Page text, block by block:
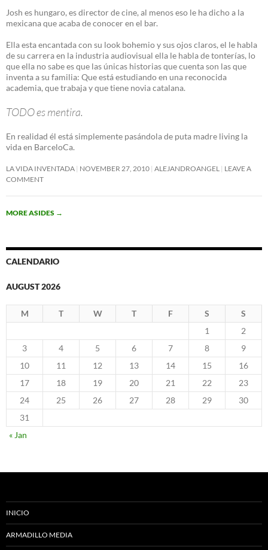
Josh es hungaro, es director de cine, al menos eso le ha dicho a la
mexicana que acaba de conocer en el bar.
Ella esta encantada con su look bohemio y sus ojos claros, el le habla
de su carrera en la industria audiovisual ella le habla de tonterías, lo
que ella no sabe es que las únicas historias que cuenta son las que
inventa a su familia: Que está estudiando en una reconocida
academia, que trabaja y que tiene novia catalana.
TODO es mentira.
En realidad él está simplemente pasándola de puta madre living la
vida en BarceloCa.
LA VIDA INVENTADA NOVEMBER 27, 2010 ALEJANDROANGEL
LEAVE A
COMMENT
MORE ASIDES →
CALENDARIO
AUGUST 2026
M T W T F S
S
1
2
3
4 5 6 7 8
9
10
11 12 13 14 15
16
17
18 19 20 21 22
23
24
25 26 27 28 29
30
31
« Jan
INICIO
ARMADILLO MEDIA